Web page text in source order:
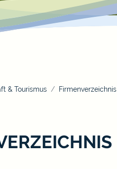
& Tourismus Firmenverzeichnis